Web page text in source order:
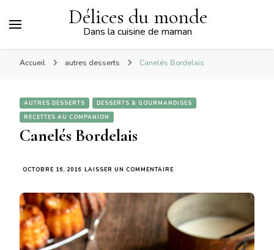
Délices du monde
Dans la cuisine de maman
Accueil autres desserts Canelés Bordelais
AUTRES DESSERTS
DESSERTS & GOURMANDISES
RECETTES AU COMPANION
Canelés Bordelais
OCTOBRE 16, 2016 LAISSER UN COMMENTAIRE